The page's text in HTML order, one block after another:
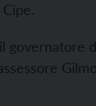
governatore